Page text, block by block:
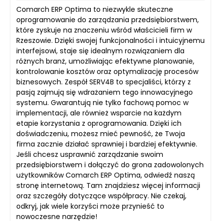
Comarch ERP Optima to niezwykle skuteczne
oprogramowanie do zarządzania przedsiębiorstwem,
które zyskuje na znaczeniu wśród właścicieli firm w
Rzeszowie. Dzięki swojej funkcjonalności i intuicyjnemu
interfejsowi, staje się idealnym rozwiązaniem dla
różnych branż, umożliwiając efektywne planowanie,
kontrolowanie kosztów oraz optymalizację procesów
biznesowych. Zespół SERV4B to specjaliści, którzy z
pasją zajmują się wdrażaniem tego innowacyjnego
systemu. Gwarantują nie tylko fachową pomoc w
implementacji, ale również wsparcie na każdym
etapie korzystania z oprogramowania. Dzięki ich
doświadczeniu, możesz mieć pewność, że Twoja
firma zacznie działać sprawniej i bardziej efektywnie.
Jeśli chcesz usprawnić zarządzanie swoim
przedsiębiorstwem i dołączyć do grona zadowolonych
użytkowników Comarch ERP Optima, odwiedź naszą
stronę internetową. Tam znajdziesz więcej informacji
oraz szczegóły dotyczące współpracy. Nie czekaj,
odkryj, jak wiele korzyści może przynieść to
nowoczesne narzędzie!